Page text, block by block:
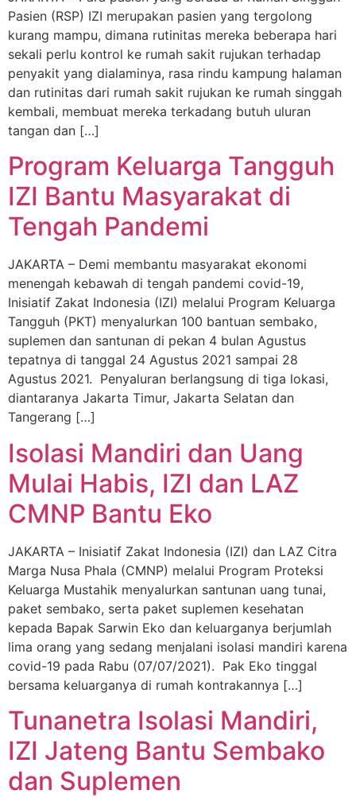
Pasien (RSP) IZI merupakan pasien yang tergolong
kurang mampu, dimana rutinitas mereka beberapa hari
sekali perlu kontrol ke rumah sakit rujukan terhadap
penyakit yang dialaminya, rasa rindu kampung halaman
dan rutinitas dari rumah sakit rujukan ke rumah singgah
kembali, membuat mereka terkadang butuh uluran
tangan dan […]
Program Keluarga Tangguh
IZI Bantu Masyarakat di
Tengah Pandemi
JAKARTA – Demi membantu masyarakat ekonomi
menengah kebawah di tengah pandemi covid-19,
Inisiatif Zakat Indonesia (IZI) melalui Program Keluarga
Tangguh (PKT) menyalurkan 100 bantuan sembako,
suplemen dan santunan di pekan 4 bulan Agustus
tepatnya di tanggal 24 Agustus 2021 sampai 28
Agustus 2021. Penyaluran berlangsung di tiga lokasi,
diantaranya Jakarta Timur, Jakarta Selatan dan
Tangerang […]
Isolasi Mandiri dan Uang
Mulai Habis, IZI dan LAZ
CMNP Bantu Eko
JAKARTA – Inisiatif Zakat Indonesia (IZI) dan LAZ Citra
Marga Nusa Phala (CMNP) melalui Program Proteksi
Keluarga Mustahik menyalurkan santunan uang tunai,
paket sembako, serta paket suplemen kesehatan
kepada Bapak Sarwin Eko dan keluarganya berjumlah
lima orang yang sedang menjalani isolasi mandiri karena
covid-19 pada Rabu (07/07/2021). Pak Eko tinggal
bersama keluarganya di rumah kontrakannya […]
Tunanetra Isolasi Mandiri,
IZI Jateng Bantu Sembako
dan Suplemen